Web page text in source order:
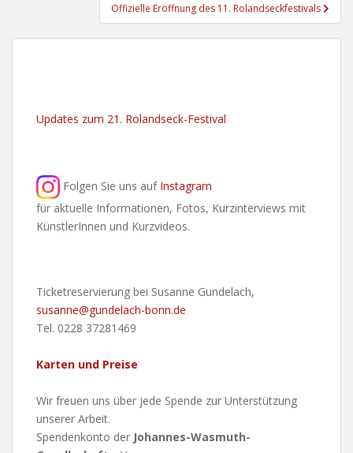
Offizielle Eröffnung des 11. Rolandseckfestivals
Updates zum 21. Rolandseck-Festival
Folgen Sie uns auf Instagram
für aktuelle Informationen, Fotos, Kurzinterviews mit
KünstlerInnen und Kurzvideos.
Ticketreservierung bei Susanne Gundelach,
susanne@gundelach-bonn.de
Tel. 0228 37281469
Karten und Preise
Wir freuen uns über jede Spende zur Unterstützung
unserer Arbeit.
Spendenkonto der Johannes-Wasmuth-